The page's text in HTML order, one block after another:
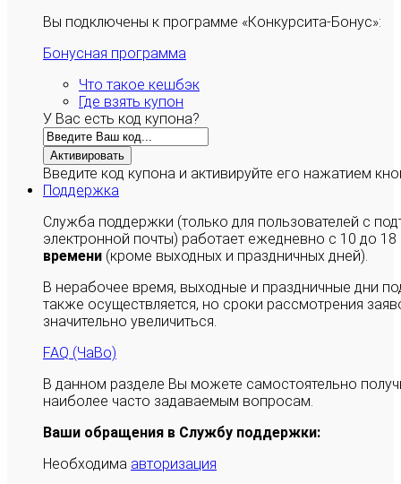
Вы подключены к программе «Конкурсита-Бонус»:
Бонусная программа
Что такое кешбэк
Где взять купон
У Вас есть код купона?
Активировать
Введите код купона и активируйте его нажатием
Поддержка
Служба поддержки (только для пользователей с
электронной почты) работает ежедневно с 10 до
времени (кроме выходных и праздничных дней).
В нерабочее время, выходные и праздничные дни
также осуществляется, но сроки рассмотрения
значительно увеличиться.
FAQ (ЧаВо)
В данном разделе Вы можете самостоятельно
наиболее часто задаваемым вопросам.
Ваши обращения в Службу поддержки:
Необходима авторизация